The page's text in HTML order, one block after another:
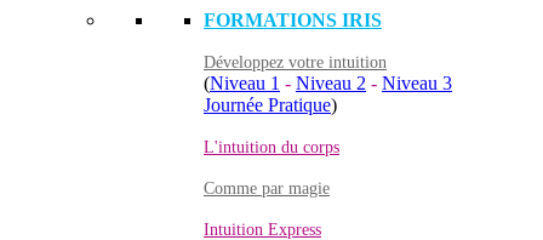
FORMATIONS IRIS
Développez votre intuition
(Niveau 1 - Niveau 2 - Niveau 3
Journée Pratique)
L'intuition du corps
Comme par magie
Intuition Express